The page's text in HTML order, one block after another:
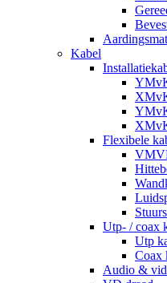
Kabel
Flexibele
Utp- / coax
Utp
Coax
Audio &